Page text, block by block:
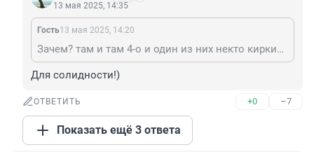
13 мая 2025, 14:35
Гость13 мая 2025, 14:20
Зачем? там и там 4-о и один из них некто киркин или Фиркин
Для солидности!)
ОТВЕТИТЬ +0 –7
Показать ещё 3 ответа